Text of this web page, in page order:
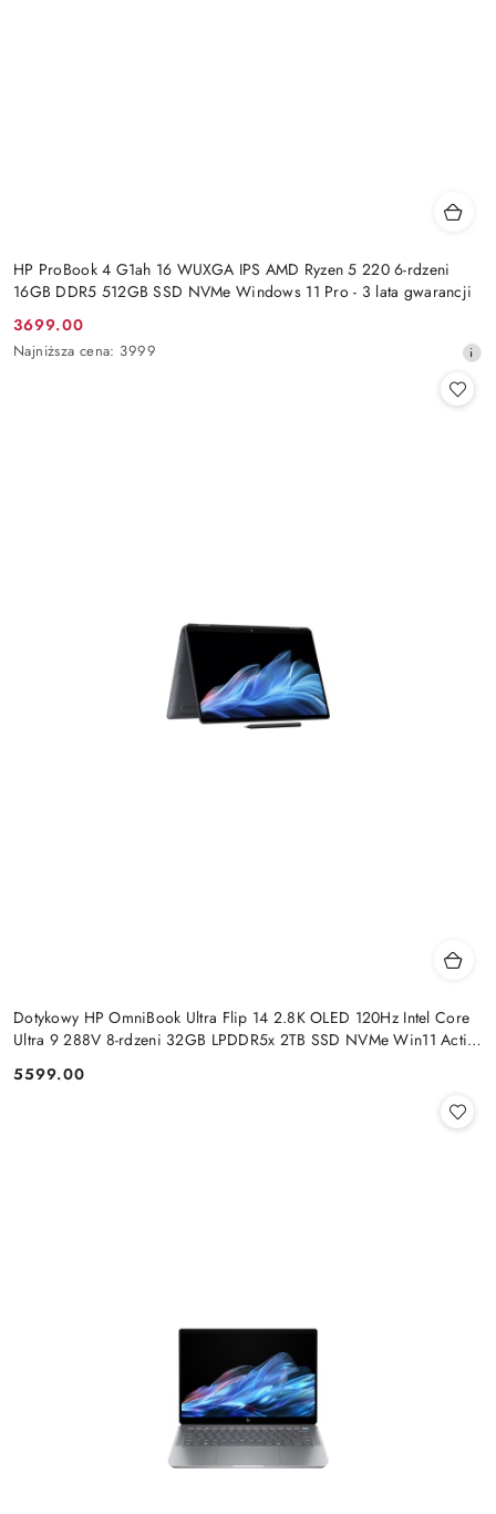
HP ProBook 4 G1ah 16 WUXGA IPS AMD Ryzen 5 220 6-rdzeni
16GB DDR5 512GB SSD NVMe Windows 11 Pro - 3 lata gwarancji
Cena
promocyjna:
3699.00
Najniższa
Najniższa cena: 3999
Dotykowy HP OmniBook Ultra Flip 14 2.8K OLED 120Hz Intel Core
Ultra 9 288V 8-rdzeni 32GB LPDDR5x 2TB SSD NVMe Win11 Active
Cena:
5599.00